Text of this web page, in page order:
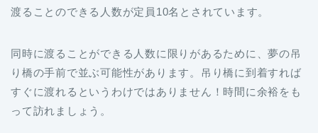
渡ることのできる人数が定員10名とされています。
同時に渡ることができる人数に限りがあるために、夢の吊
り橋の手前で並ぶ可能性があります。吊り橋に到着すれば
すぐに渡れるというわけではありません！時間に余裕をも
って訪れましょう。